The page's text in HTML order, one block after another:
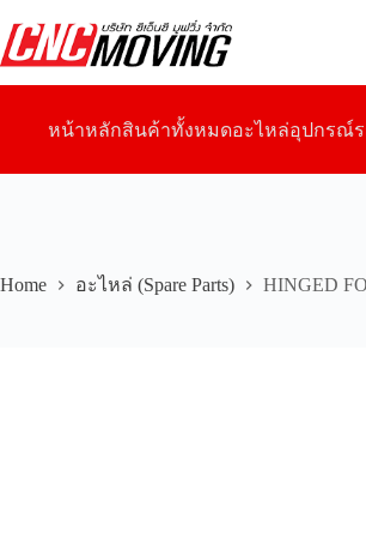
to
content
หน้าหลักสินค้าทั้งหมดอะไหล่อุปกรณ์
Home อะไหล่ (Spare Parts) HINGED